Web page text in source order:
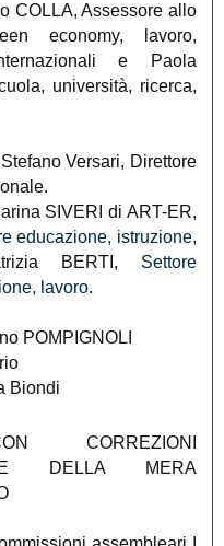
COLLA, Assessore allo
economy, lavoro,
e Paola
università, ricerca,
Versari, Direttore
SIVERI di ART-ER,
educazione, istruzione,
BERTI, Settore
lavoro.
POMPIGNOLI
Biondi
CORREZIONI
DELLA MERA